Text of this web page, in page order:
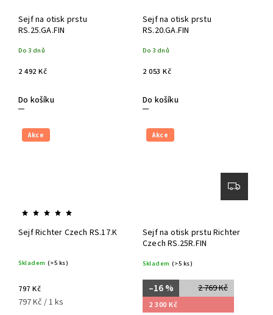
Sejf na otisk prstu
RS.25.GA.FIN
Do 3 dnů
2 492 Kč
Do košíku
Sejf na otisk prstu
RS.20.GA.FIN
Do 3 dnů
2 053 Kč
Do košíku
Akce
Sejf Richter Czech RS.17.K
Skladem (>5 ks)
797 Kč
797 Kč / 1 ks
Akce
Sejf na otisk prstu Richter
Czech RS.25R.FIN
Skladem (>5 ks)
2 769 Kč
–16 %
2 300 Kč